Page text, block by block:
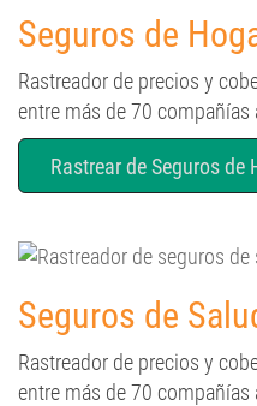
Seguros de
Rastreador de precios y
entre más de 70 compañías
Rastrear de Seguros de
Seguros de
Rastreador de precios y
entre más de 70 compañías